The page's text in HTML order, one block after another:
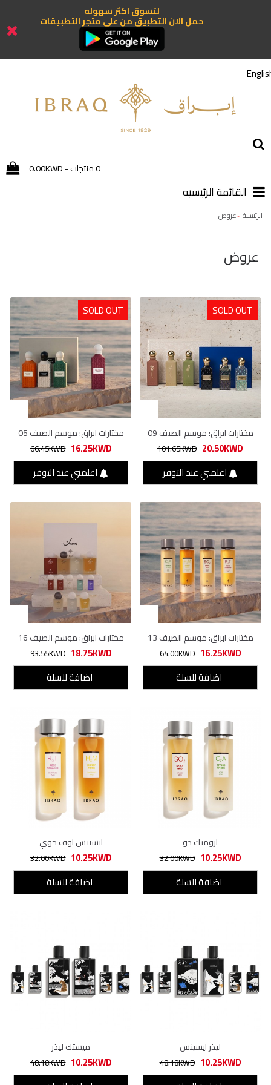
لتسوق اكثر سهوله
حمل الان التطبيق من علي متجر التطبيقات
0 منتجات - 0.00KWD
القائمة الرئيسيه
الرئيسية عروض
عروض
SOLD OUT
مختارات ابراق: موسم الصيف 09
101.65KWD 20.50KWD
اعلمني عند التوفر
SOLD OUT
مختارات ابراق: موسم الصيف 05
66.45KWD 16.25KWD
اعلمني عند التوفر
مختارات ابراق: موسم الصيف 13
64.00KWD 16.25KWD
اضافة للسلة
مختارات ابراق: موسم الصيف 16
93.55KWD 18.75KWD
اضافة للسلة
ارومتك دو
32.00KWD 10.25KWD
اضافة للسلة
ايسينس اوف جوي
32.00KWD 10.25KWD
اضافة للسلة
ليذر ايسينس
48.18KWD 10.25KWD
ميستك ليذر
48.18KWD 10.25KWD